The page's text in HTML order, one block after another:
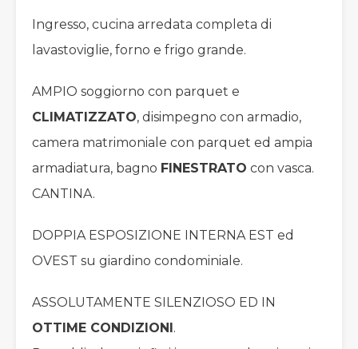
Ingresso, cucina arredata completa di
lavastoviglie, forno e frigo grande.
AMPIO soggiorno con parquet e
CLIMATIZZATO, disimpegno con armadio,
camera matrimoniale con parquet ed ampia
armadiatura, bagno FINESTRATO con vasca.
CANTINA.
DOPPIA ESPOSIZIONE INTERNA EST ed
OVEST su giardino condominiale.
ASSOLUTAMENTE SILENZIOSO ED IN
OTTIME CONDIZIONI .